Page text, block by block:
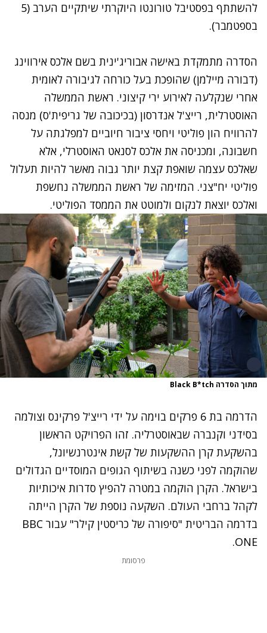
להשתתף בפסטיבל טורונטו היוקרתי שיתקיים הערב (5
בספטמבר).
נתקלנו בבעיה
נסה שוב
הסדרה מתמקדת באישה אבוריג'ינית בשם אלכס אירווינג
(דבורה מיילמן) שהופכת בעל כורחה לגיבורה לאומית
אחרי שנקלעה לאירוע ירי קיצוני. ראשת הממשלה
האוסטרלית, רייצ'ל אנדרסון (בכיכובה של גריפית'ס) מנסה
להרוויח הון פוליטי ויחסי ציבור חיוביים למפלגתה על
חשבונה, ומכניסה את אלכס לסנאט האוסטרלי, אלא
שאלכס עצמה שואפת קצת יותר גבוה מאשר להיות תעלול
פוליטי יח"צני. המזימה של ראשת הממשלה נחשפת
ואלכס יוצאת לנקום ולמוטט את הממסד הפוליטי.
מתוך הסדרה Black B*tch
הדרמה בת 6 פרקים בוימה על ידי רייצ'ל פרקינס וצולמה
בסידני וקנברה שבאוסטרליה. זהו הפרויקט הראשון
בהשקעת קרן ההשקעות של קשת אינטרנשיונל,
שהוקמה לפני כשנה בשיתוף הגופים המוסדיים הגדולים
בישראל. הקרן הוקמה במטרה להפיץ סדרות איכותיות
לקהל ברחבי העולם. השקעה נוספת של הקרן הייתה
בדרמה הבריטית "סיפורה של כריסטין קילר" עבור BBC
ONE.
פרסומת